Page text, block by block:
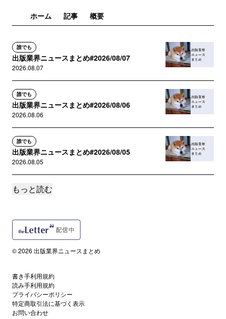
ホーム 記事 概要
誰でも
出版業界ニュースまとめ#2026/08/07
2026.08.07
誰でも
出版業界ニュースまとめ#2026/08/06
2026.08.06
誰でも
出版業界ニュースまとめ#2026/08/05
2026.08.05
誰でも
誰でも
出版業界ニュースまとめ#2026/08/03
2026.08.03
サポートメンバー限定
『本とは何か』を、業界の外に決められる前に
ー”本”や読書の定義が拡張す...
2026.08.03
もっと読む
© 2026 出版業界ニュースまとめ
書き手利用規約
読み手利用規約
プライバシーポリシー
特定商取引法に基づく表示
お問い合わせ